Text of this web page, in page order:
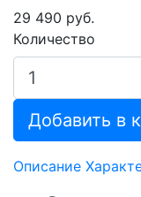
29 490 руб.
Количество
Добавить в
Описание